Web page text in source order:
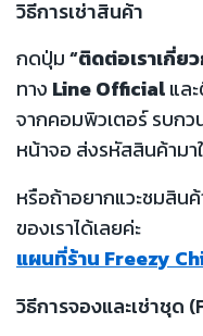
วิธีการเช่าสินค้า
กดปุ่ม“ติดต่อเราเกี่ย
ทาง Line Officialแล
จากคอมพิวเตอร์ รบก
หน้าจอ ส่งรหัสสินค้ามา
หรือถ้าอยากแวะชมสิน
ของเราได้เลยค่ะ
แผนที่ร้าน Freezy
วิธีการจองและเช่าชุด